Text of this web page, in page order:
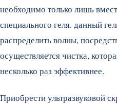
необходимо только лишь
специального геля. данный
распределить волны,
осуществляется чистка,
несколько раз эффективнее.
Приобрести ультразвуковой